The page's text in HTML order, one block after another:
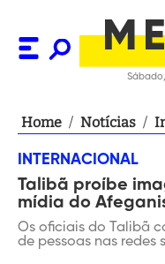
Home / Notícias /
INTERNACIONAL
Talibã proíbe
mídia do
Os oficiais do Talibã
de pessoas nas redes